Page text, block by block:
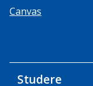
Canvas
Studere